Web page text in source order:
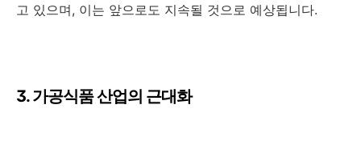
고 있으며, 이는 앞으로도 지속될 것으로 예상됩니다.
3. 가공식품 산업의 근대화